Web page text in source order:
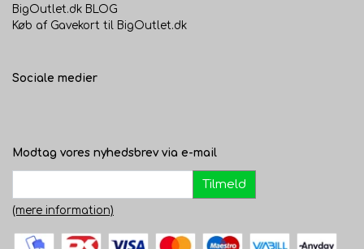
BigOutlet.dk BLOG
Køb af Gavekort til BigOutlet.dk
Sociale medier
Modtag vores nyhedsbrev via e-mail
Tilmeld
(mere information)